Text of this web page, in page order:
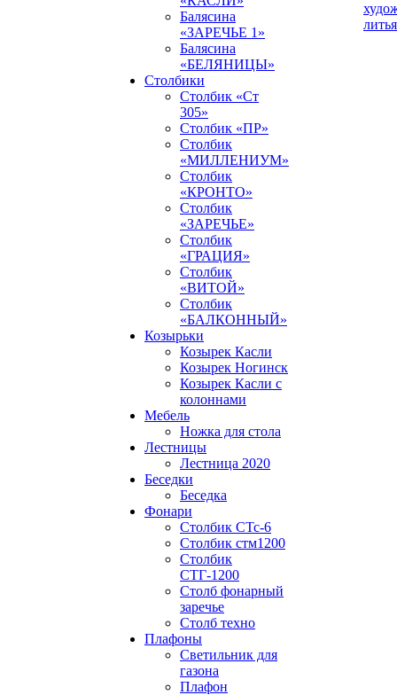
Балясина
«ЗАРЕЧЬЕ 1»
Балясина
«БЕЛЯНИЦЫ»
Столбики
Столбик «Ст
305»
Столбик «ПР»
Столбик
«МИЛЛЕНИУМ»
Столбик
«КРОНТО»
Столбик
«ЗАРЕЧЬЕ»
Столбик
«ГРАЦИЯ»
Столбик
«ВИТОЙ»
Столбик
«БАЛКОННЫЙ»
Козырьки
Козырек Касли
Козырек Ногинск
Козырек Касли с
колоннами
Мебель
Ножка для стола
Лестницы
Лестница 2020
Беседки
Беседка
Фонари
Столбик СТс-6
Столбик стм1200
Столбик
СТГ-1200
Столб фонарный
заречье
Столб техно
Плафоны
Светильник для
газона
Плафон